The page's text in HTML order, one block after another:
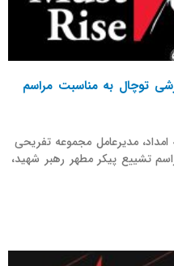
توچال به مناسبت مراسم
مدیرعامل مجموعه تفریحی
تشییع پیکر مطهر رهبر شهید،